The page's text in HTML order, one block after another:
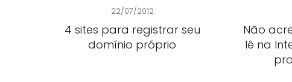
22/07/2012
4 sites para registrar seu
domínio próprio
Não
lê na